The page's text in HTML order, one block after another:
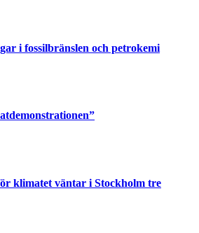
i fossilbränslen och petrokemi
klimatet väntar i Stockholm tre